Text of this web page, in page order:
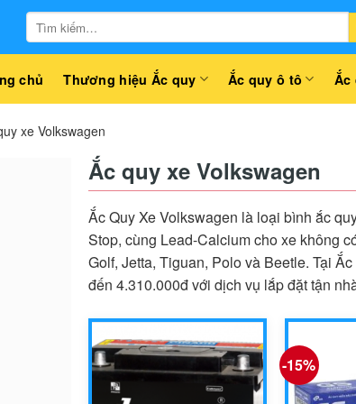
Tìm
kiếm:
chủ Thương hiệu Ắc quy Ắc quy ô tô Ắc
xe Volkswagen
Ắc quy xe Volkswagen
Ắc Quy Xe Volkswagen là loại bình ắc
Stop, cùng Lead-Calcium cho xe không
Golf, Jetta, Tiguan, Polo và Beetle. Tại
đến 4.310.000đ với dịch vụ lắp đặt tận
-15%